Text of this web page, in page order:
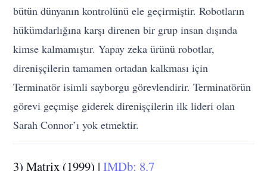
bütün dünyanın kontrolünü ele geçirmiştir. Robotların
hükümdarlığına karşı direnen bir grup insan dışında
kimse kalmamıştır. Yapay zeka ürünü robotlar,
direnişçilerin tamamen ortadan kalkması için
Terminatör isimli sayborgu görevlendirir. Terminatörün
görevi geçmişe giderek direnişçilerin ilk lideri olan
Sarah Connor’ı yok etmektir.
3) Matrix (1999) |IMDb: 8.7